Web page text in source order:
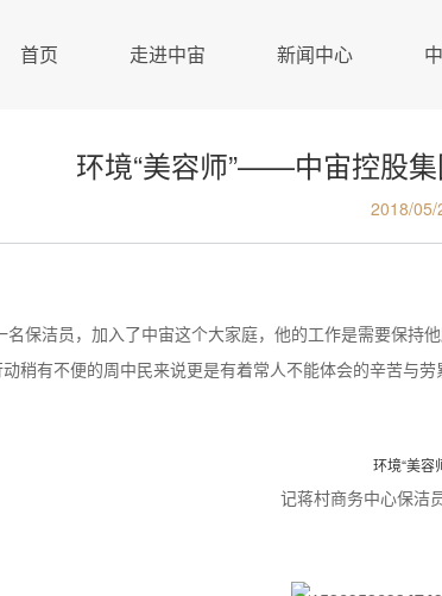
首页 走进中宙 新闻中心
环境“美容师”——中宙控股集
2018/05/
保洁员，加入了中宙这个大家庭，他的工作是需要保持他
稍有不便的周中民来说更是有着常人不能体会的辛苦与
环境“美容
记蒋村商务中心保洁